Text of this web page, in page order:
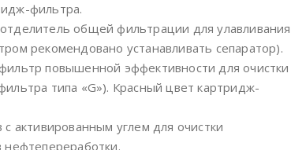
фильтра.
общей фильтрации для улавливания
рекомендовано устанавливать сепаратор).
повышенной эффективности для очистки
типа «G»). Красный цвет картридж-
активированным углем для очистки
нефтепереработки.